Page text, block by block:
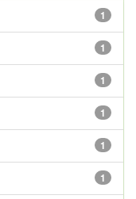
1
1
1
1
1
1